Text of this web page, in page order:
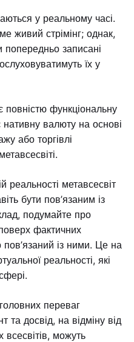
у реальному часі.
живий стрімінг; однак,
записані
їх у
повністю функціональну
нативну валюту на основі
або торгівлі
реальності метавсесвіт
бути пов’язаним із
подумайте про
фактичних
пов’язаний із ними. Це на
реальності, які
переваг
та досвід, на відміну від
можуть